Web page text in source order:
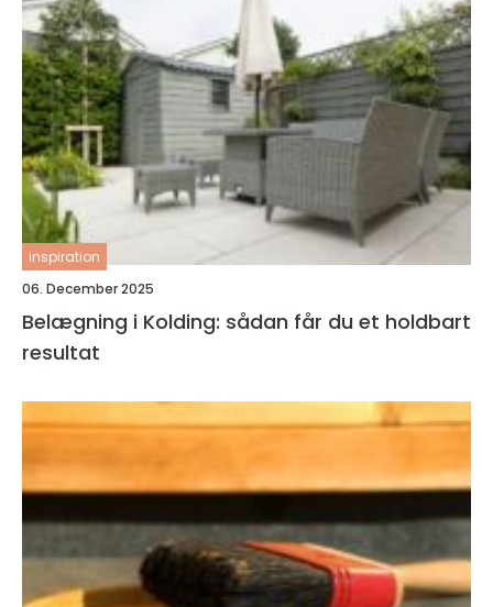
inspiration
06. December 2025
Belægning i Kolding: sådan får du et holdbart
resultat